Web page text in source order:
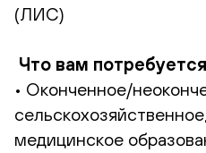
(ЛИС)
Что вам
• Оконченное/
медицинское